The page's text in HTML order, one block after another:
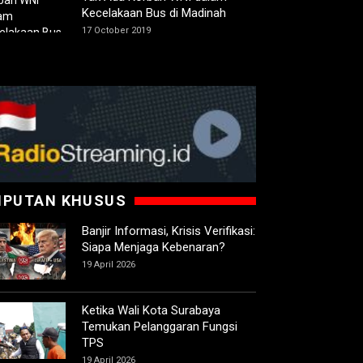
Kecelakaan Bus di Madinah
17 October 2019
KHUSUS
Banjir Informasi, Krisis Verifikasi:
Siapa Menjaga Kebenaran?
19 April 2026
Ketika Wali Kota Surabaya
Temukan Pelanggaran Fungsi
TPS
19 April 2026